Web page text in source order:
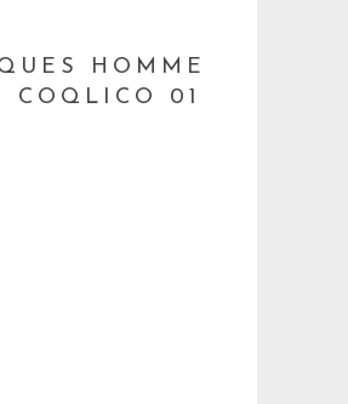
HOMME
COQLICO 01